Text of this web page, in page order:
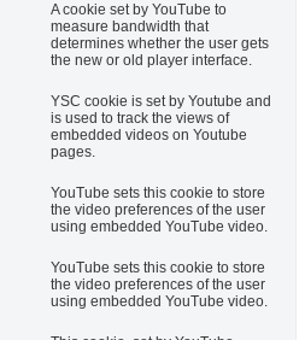
A cookie set by YouTube to
measure bandwidth that
determines whether the user gets
the new or old player interface.
YSC cookie is set by Youtube and
is used to track the views of
embedded videos on Youtube
pages.
YouTube sets this cookie to store
the video preferences of the user
using embedded YouTube video.
YouTube sets this cookie to store
the video preferences of the user
using embedded YouTube video.